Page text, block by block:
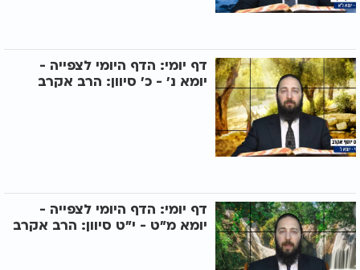
דף יומי: הדף היומי לצפייה -
יומא נ’ - כ’ סיוון: הרב אקרב
דף יומי: הדף היומי לצפייה -
יומא מ"ט - י"ט סיוון: הרב אקרב